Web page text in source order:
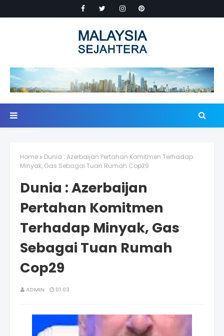
Home
Dunia : Azerbaijan Pertahan Komitmen Terhadap
Minyak, Gas Sebagai Tuan Rumah Cop29
Dunia : Azerbaijan
Pertahan Komitmen
Terhadap Minyak, Gas
Sebagai Tuan Rumah
Cop29
ADMIN 01:03